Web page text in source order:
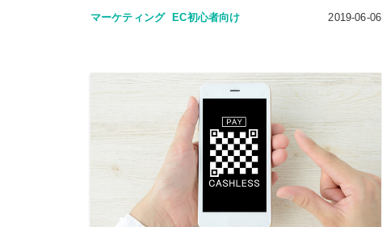
マーケティング EC初心者向け 2019-06-06